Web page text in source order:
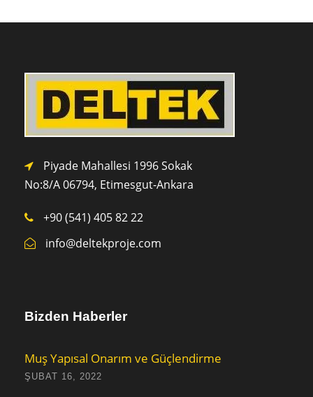
Piyade Mahallesi 1996 Sokak
No:8/A 06794, Etimesgut-Ankara
+90 (541) 405 82 22
info@deltekproje.com
Bizden Haberler
Muş Yapısal Onarım ve Güçlendirme
ŞUBAT 16, 2022